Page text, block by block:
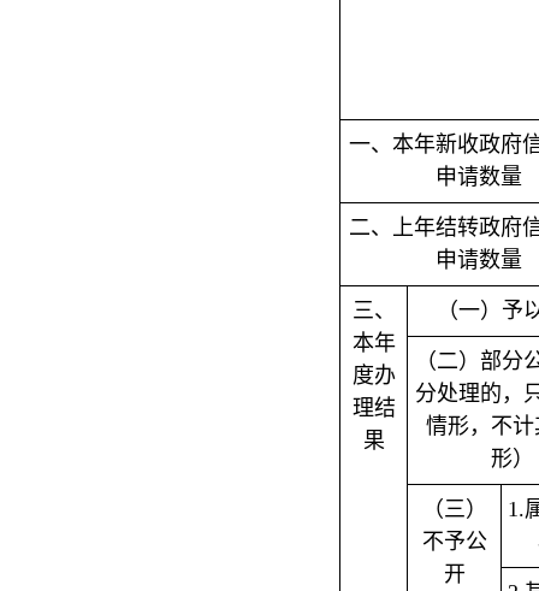
一、本年新收政府
申请数量
二、上年结转政府
申请数量
三、
本年
度办
理结
果
（一）予
（二）部分
分处理的，
情形，不
形）
（三）
不予公
开
1.